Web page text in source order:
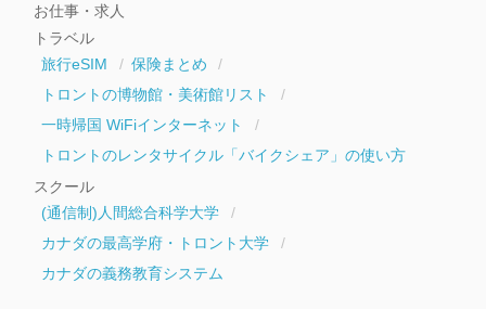
お仕事・求人
トラベル
旅行eSIM
保険まとめ
トロントの博物館・美術館リスト
一時帰国 WiFiインターネット
トロントのレンタサイクル「バイクシェア」の使い方
スクール
(通信制)人間総合科学大学
カナダの最高学府・トロント大学
カナダの義務教育システム